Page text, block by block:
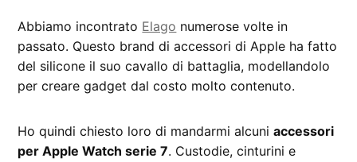
Abbiamo incontrato Elago numerose volte in
passato. Questo brand di accessori di Apple ha fatto
del silicone il suo cavallo di battaglia, modellandolo
per creare gadget dal costo molto contenuto.
Ho quindi chiesto loro di mandarmi alcuniaccessori
per Apple Watch serie 7. Custodie, cinturini e